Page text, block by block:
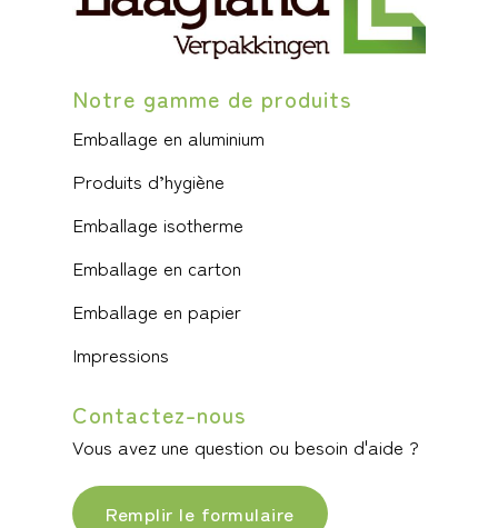
Notre gamme de produits
Emballage en aluminium
Produits d’hygiène
Emballage isotherme
Emballage en carton
Emballage en papier
Impressions
Contactez-nous
Vous avez une question ou besoin d'aide ?
Remplir le formulaire